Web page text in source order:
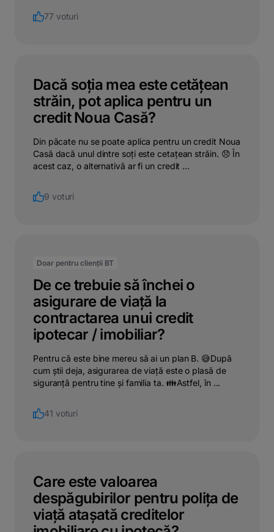
77 voturi
Dacă soția mea este cetățean
străin, pot aplica pentru un
credit Noua Casă?
Din păcate nu se poate aplica pentru un credit Noua
Casă dacă unul dintre soți este cetațean străin. 😞 În
acest caz, o alternativă ar fi un credit ...
9 voturi
Doar pentru clienții BT
De ce trebuie să închei o
asigurare de viață la
contractarea unui credit
ipotecar / imobiliar?
Pentru că este bine mereu să ai un plan B. 😅După
cum știi deja, asigurarea de viață este o plasă de
siguranță pentru tine și familia ta. 👪Astfel, în ...
41 voturi
Care este valoarea
despăgubirilor pentru polița de
viață atașată creditelor